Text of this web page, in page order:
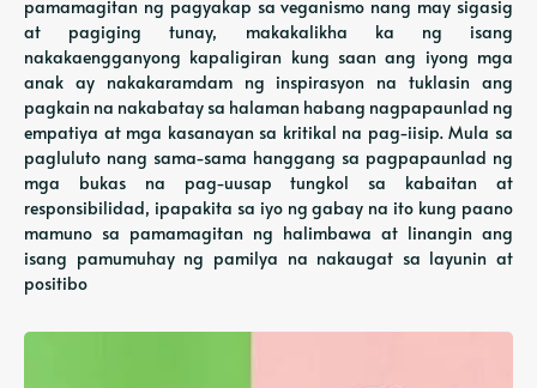
pamamagitan ng pagyakap sa veganismo nang may sigasig
at pagiging tunay, makakalikha ka ng isang
nakakaengganyong kapaligiran kung saan ang iyong mga
anak ay nakakaramdam ng inspirasyon na tuklasin ang
pagkain na nakabatay sa halaman habang nagpapaunlad ng
empatiya at mga kasanayan sa kritikal na pag-iisip. Mula sa
pagluluto nang sama-sama hanggang sa pagpapaunlad ng
mga bukas na pag-uusap tungkol sa kabaitan at
responsibilidad, ipapakita sa iyo ng gabay na ito kung paano
mamuno sa pamamagitan ng halimbawa at linangin ang
isang pamumuhay ng pamilya na nakaugat sa layunin at
positibo